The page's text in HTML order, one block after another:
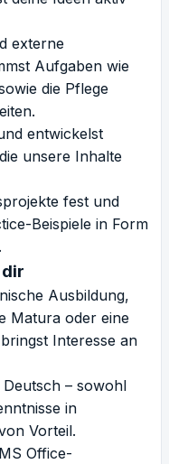
externe
Aufgaben wie
die Pflege
entwickelst
unsere Inhalte
fest und
Beispiele in Form
Ausbildung,
Matura oder eine
Interesse an
– sowohl
in
Vorteil.
Office-